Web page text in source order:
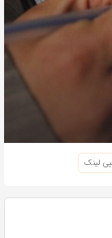
لینک